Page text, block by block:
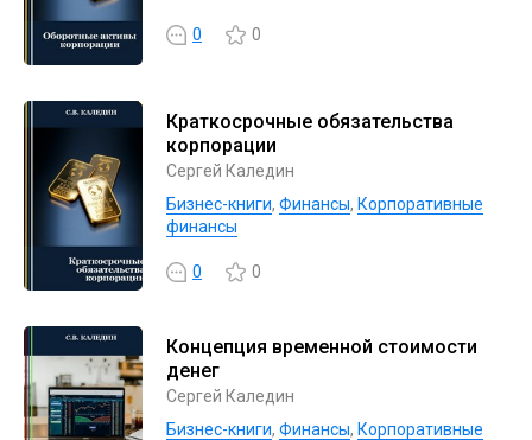
0 0
Краткосрочные обязательства
корпорации
Сергей Каледин
Бизнес-книги, Финансы, Корпоративные
финансы
0 0
Концепция временной стоимости
денег
Сергей Каледин
Бизнес-книги, Финансы, Корпоративные